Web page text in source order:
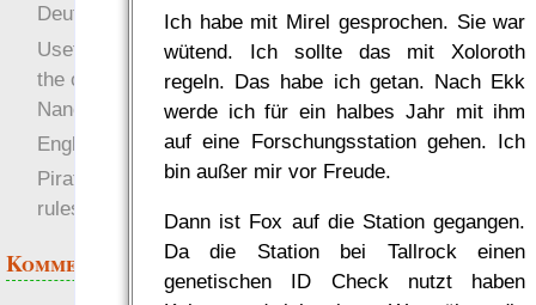
Ich habe mit Mirel gesprochen. Sie war
wütend. Ich sollte das mit Xoloroth
regeln. Das habe ich getan. Nach Ekk
werde ich für ein halbes Jahr mit ihm
auf eine Forschungsstation gehen. Ich
bin außer mir vor Freude.
Dann ist Fox auf die Station gegangen.
Da die Station bei Tallrock einen
genetischen ID Check nutzt haben
Deutsch
Useful prep-stuff from
the one die system for
Nanowrimo
English
Pirate Party Flyerbook
rules
Kommentare